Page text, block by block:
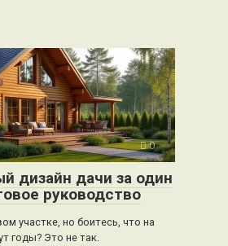
0
дизайн дачи за один
руководство
участке, но боитесь, что на
годы? Это не так.